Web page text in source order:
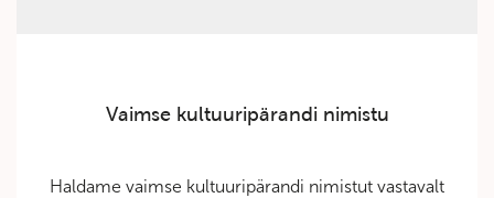
Vaimse kultuuripärandi nimistu
Haldame vaimse kultuuripärandi nimistut vastavalt